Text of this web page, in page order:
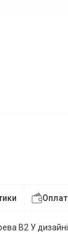
В2 У